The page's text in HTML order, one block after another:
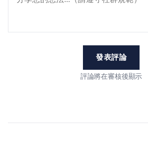
發表評論
評論將在審核後顯示